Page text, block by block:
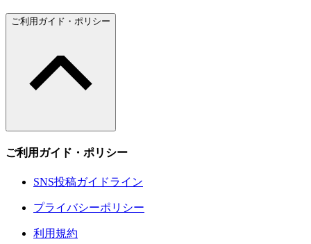
ご利用ガイド・ポリシー
ご利用ガイド・ポリシー
SNS投稿ガイドライン
プライバシーポリシー
利用規約